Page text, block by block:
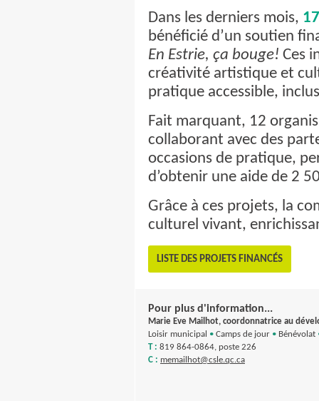
Dans les derniers mois,
bénéficié d’un soutien
En Estrie, ça bouge! Ces
créativité artistique et
pratique accessible,
Fait marquant, 12
collaborant avec des
occasions de pratique,
d’obtenir une aide de 2
Grâce à ces projets, la
culturel vivant,
LISTE DES PROJETS FINANCÉS
Pour plus d'information...
Marie Eve Mailhot, coordonnatrice au
Loisir municipal • Camps de jour • Bénévolat
T : 819 864-0864, poste 226
C : memailhot@csle.qc.ca